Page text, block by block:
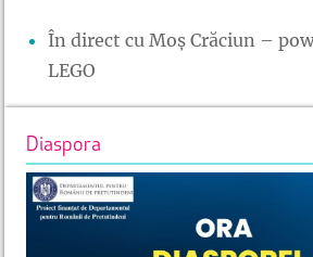
În direct cu Moș Crăciun –
LEGO
Diaspora